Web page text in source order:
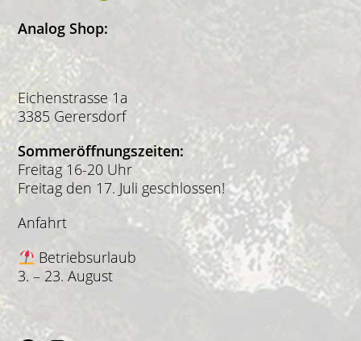
Analog Shop:
Eichenstrasse 1a
3385 Gerersdorf
Sommeröffnungszeiten:
Freitag 16-20 Uhr
Freitag den 17. Juli geschlossen!
Anfahrt
Betriebsurlaub
3. – 23. August